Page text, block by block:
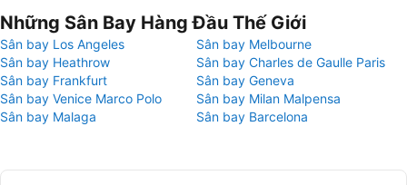
Những Sân Bay Hàng Đầu Thế Giới
Sân bay Los Angeles
Sân bay Melbourne
Sân bay Heathrow
Sân bay Charles de Gaulle Paris
Sân bay Frankfurt
Sân bay Geneva
Sân bay Venice Marco Polo
Sân bay Milan Malpensa
Sân bay Malaga
Sân bay Barcelona